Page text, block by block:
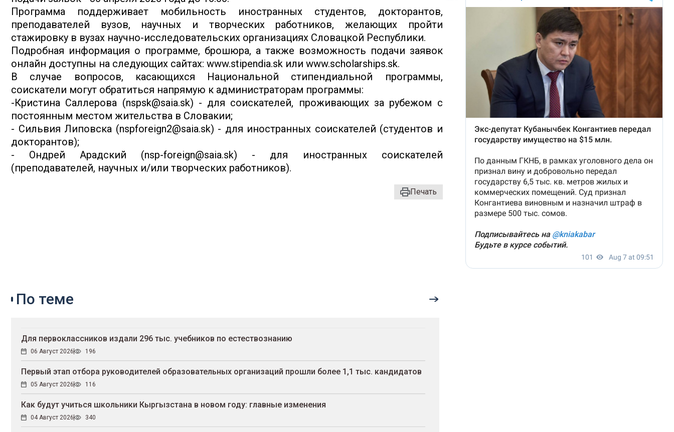
Программа поддерживает мобильность иностранных студентов, докторантов,
преподавателей вузов, научных и творческих работников, желающих пройти
стажировку в вузах научно-исследовательских организациях Словацкой Республики.
Подробная информация о программе, брошюра, а также возможность подачи заявок
онлайн доступны на следующих сайтах: www.stipendia.sk или www.scholarships.sk.
В случае вопросов, касающихся Национальной стипендиальной программы,
соискатели могут обратиться напрямую к администраторам программы:
-Кристина Саллерова (nspsk@saia.sk) - для соискателей, проживающих за рубежом с
постоянным местом жительства в Словакии;
- Сильвия Липовска (nspforeign2@saia.sk) - для иностранных соискателей (студентов и
докторантов);
- Ондрей Арадский (nsp-foreign@saia.sk) - для иностранных соискателей
(преподавателей, научных и/или творческих работников).
Печать
По теме
Для первоклассников издали 296 тыс. учебников по естествознанию
06 Август 2026 196
Первый этап отбора руководителей образовательных организаций прошли более 1,1 тыс. кандидатов
05 Август 2026 116
Как будут учиться школьники Кыргызстана в новом году: главные изменения
04 Август 2026 340